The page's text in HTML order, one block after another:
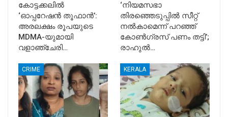
കോട്ടക്കലിൽ
‘ഓപ്പറേഷൻ തൂഫാൻ’:
അരലക്ഷം രൂപയുടെ
MDMA-യുമായി
വളാഞ്ചേരി…
‘നിയമസഭാ
തിരഞ്ഞെടുപ്പിൽ സീറ്റ്
നൽകാമെന്ന് പറഞ്ഞ്
കോൺഗ്രസ് പണം തട്ടി’;
രാഹുൽ…
CRIME KERALA